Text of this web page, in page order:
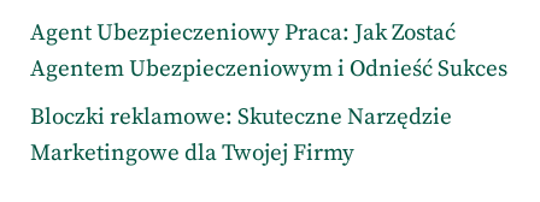
Agent Ubezpieczeniowy Praca: Jak Zostać
Agentem Ubezpieczeniowym i Odnieść Sukces
Bloczki reklamowe: Skuteczne Narzędzie
Marketingowe dla Twojej Firmy